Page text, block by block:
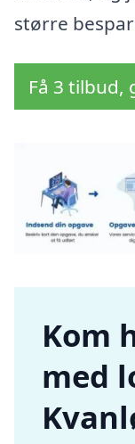
større
Få 3
Kom
med